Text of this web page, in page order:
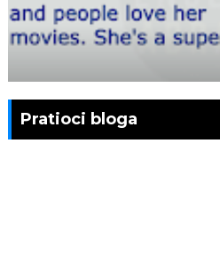
Pratioci bloga